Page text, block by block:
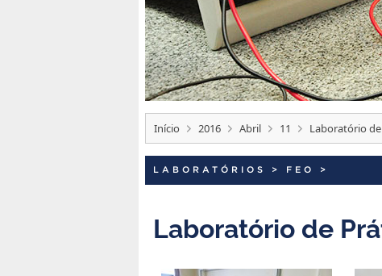
Início 2016 Abril 11 Laboratório
LABORATÓRIOS > FEO >
Laboratório de